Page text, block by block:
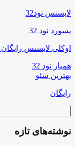
لایسنس نود32
پسورد نود 32
اوکلی لایسنس رایگان
همیار نود 32
بهترین سئو
رایگان
نوشته‌های تازه